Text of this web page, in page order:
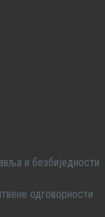
и безбиједности
одговорности